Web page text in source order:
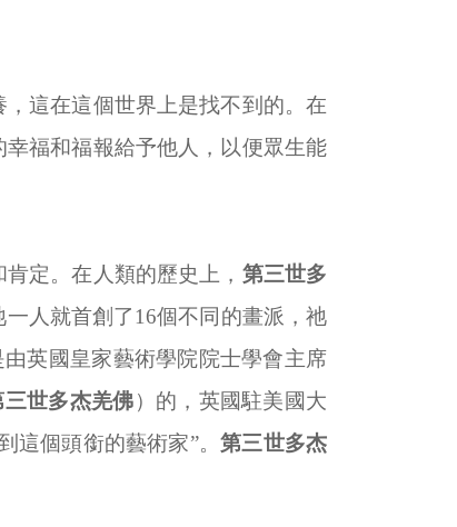
這在這個世界上是找不到的。在
福和福報給予他人，以便眾生能
定。在人類的歷史上， 第三世多
人就首創了16個不同的畫派，祂
由英國皇家藝術學院院士學會主席
三世多杰羌佛）的，英國駐美國大
這個頭銜的藝術家”。第三世多杰